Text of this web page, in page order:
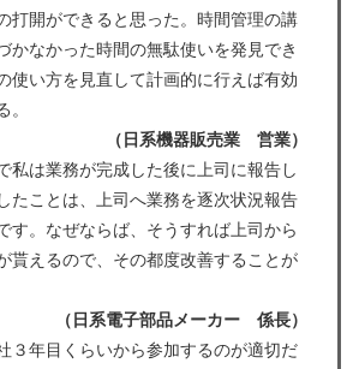
打開ができると思った。時間管理の講
かなかった時間の無駄使いを発見でき
使い方を見直して計画的に行えば有効
。
（日系機器販売業 営業）
私は業務が完成した後に上司に報告し
たことは、上司へ業務を逐次状況報告
す。なぜならば、そうすれば上司から
貰えるので、その都度改善することが
（日系電子部品メーカー 係長）
３年目くらいから参加するのが適切だ